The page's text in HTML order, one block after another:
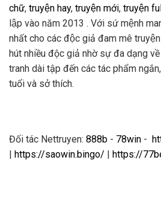
chữ, truyện hay, truyện mới, truyện full
lập vào năm 2013 . Với sứ mệnh
nhất cho các độc giả đam mê
hút nhiều độc giả nhờ sự đa dạng
tranh dài tập đến các tác phẩm
tuổi và sở thích.
Đối tác Nettruyen: 888b - 78win -
| https://saowin.bingo/ | https://